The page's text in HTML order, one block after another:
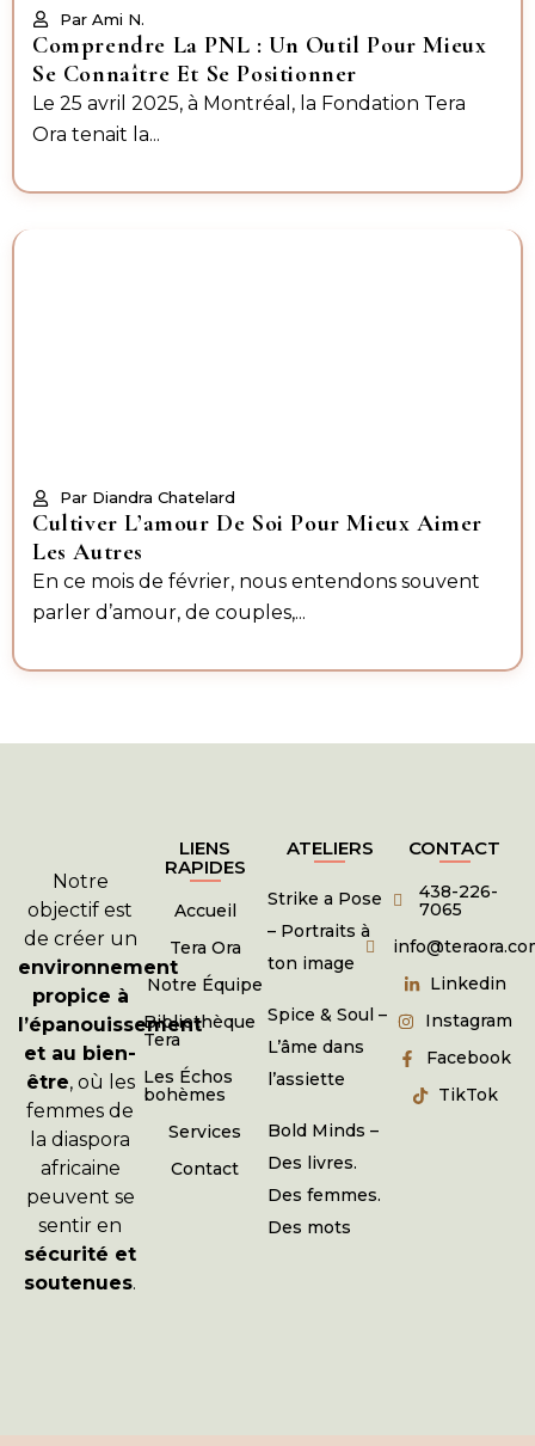
Par Ami N.
Comprendre La PNL : Un Outil Pour Mieux
Se Connaître Et Se Positionner
Le 25 avril 2025, à Montréal, la Fondation Tera
Ora tenait la...
Par Diandra Chatelard
Cultiver L’amour De Soi Pour Mieux Aimer
Les Autres
En ce mois de février, nous entendons souvent
parler d’amour, de couples,...
Notre
objectif est
de créer un
environnement
propice à
l’épanouissement
et au bien-
être, où les
femmes de
la diaspora
africaine
peuvent se
sentir en
sécurité et
soutenues.
LIENS
RAPIDES
Accueil
Tera Ora
Notre Équipe
Bibliothèque
Tera
Les Échos
bohèmes
Services
Contact
ATELIERS
Strike a Pose
– Portraits à
ton image
Spice & Soul –
L’âme dans
l’assiette
Bold Minds –
Des livres.
Des femmes.
Des mots
CONTACT
438-226-
7065
Linkedin
Instagram
Facebook
TikTok